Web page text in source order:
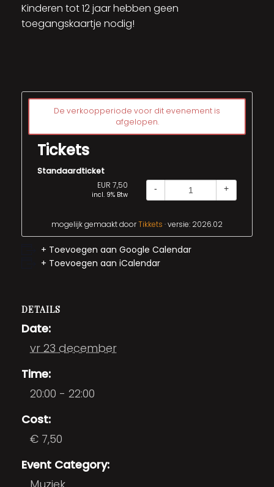
Kinderen tot 12 jaar hebben geen
toegangskaartje nodig!
De verkoopperiode voor dit evenement is
afgelopen.
Tickets
Standaardticket
EUR 7,50
incl. 9% Btw
- +
mogelijk gemaakt doorTikkets · versie: 2026.02
+ Toevoegen aan Google Calendar
+ Toevoegen aan iCalendar
DETAILS
Date:
vr 23 december
Time:
20:00 - 22:00
Cost:
€ 7,50
Event Category: